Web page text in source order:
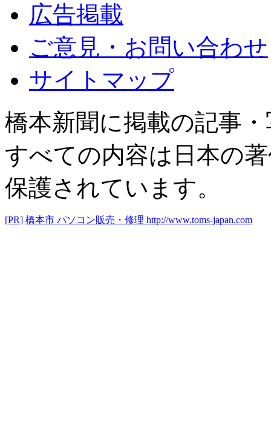
広告掲載
ご意見・お問い合わせ
サイトマップ
橋本新聞に掲載の記事
すべての内容は日本の
保護されています。
[PR] 橋本市 パソコン販売・修理 http://www.toms-japan.com